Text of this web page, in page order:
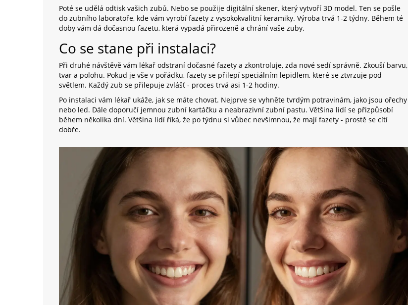
Poté se udělá odtisk vašich zubů. Nebo se použije digitální skener, který vytvoří 3D model. Ten se pošle
do zubního laboratoře, kde vám vyrobí fazety z vysokokvalitní keramiky. Výroba trvá 1-2 týdny. Během té
doby vám dá dočasnou fazetu, která vypadá přirozeně a chrání vaše zuby.
Co se stane při instalaci?
Při druhé návštěvě vám lékař odstraní dočasné fazety a zkontroluje, zda nové sedí správně. Zkouší barvu,
tvar a polohu. Pokud je vše v pořádku, fazety se přilepí speciálním lepidlem, které se ztvrzuje pod
světlem. Každý zub se přilepuje zvlášť - proces trvá asi 1-2 hodiny.
Po instalaci vám lékař ukáže, jak se máte chovat. Nejprve se vyhněte tvrdým potravinám, jako jsou ořechy
nebo led. Dále doporučí jemnou zubní kartáčku a neabrazivní zubní pastu. Většina lidí se přizpůsobí
během několika dní. Většina lidí říká, že po týdnu si vůbec nevšimnou, že mají fazety - prostě se cítí
dobře.